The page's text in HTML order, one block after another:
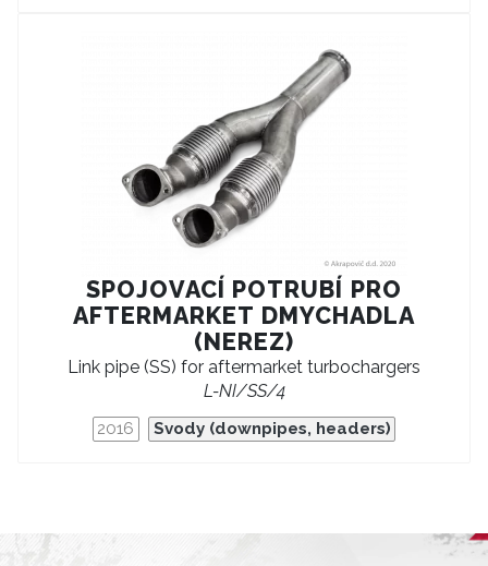
SPOJOVACÍ POTRUBÍ PRO
AFTERMARKET DMYCHADLA
(NEREZ)
Link pipe (SS) for aftermarket turbochargers
L-NI/SS/4
2016 Svody (downpipes, headers)